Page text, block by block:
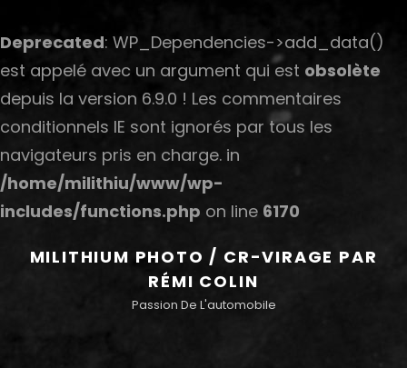
Deprecated: WP_Dependencies->add_data()
est appelé avec un argument qui est obsolète
depuis la version 6.9.0 ! Les commentaires
conditionnels IE sont ignorés par tous les
navigateurs pris en charge. in
/home/milithiu/www/wp-
includes/functions.php on line 6170
MILITHIUM PHOTO / CR-VIRAGE PAR
RÉMI COLIN
Passion De L'automobile